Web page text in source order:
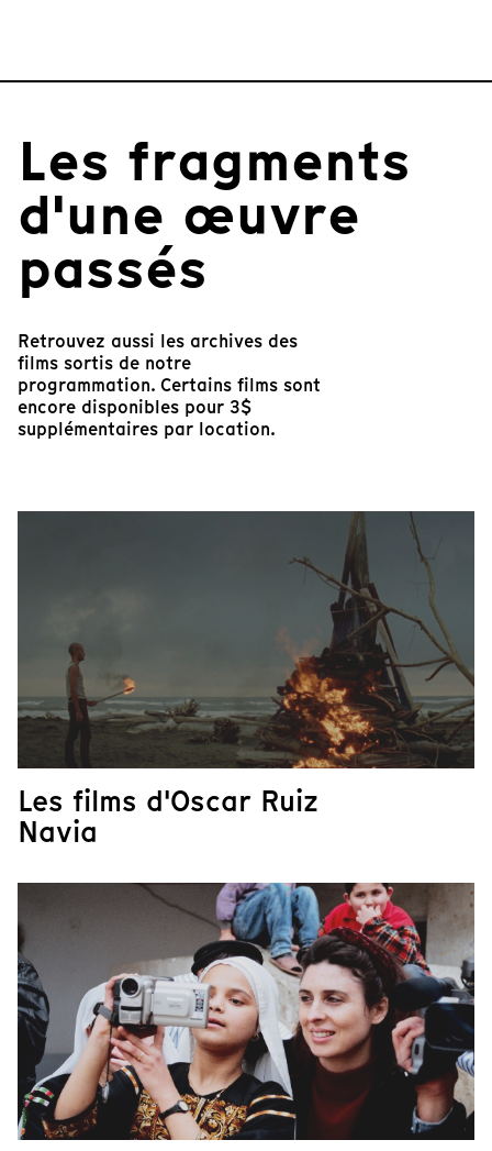
Les fragments
d'une œuvre
passés
Retrouvez aussi les archives des
films sortis de notre
programmation. Certains films sont
encore disponibles pour 3$
supplémentaires par location.
Les films d'Oscar Ruiz
Navia